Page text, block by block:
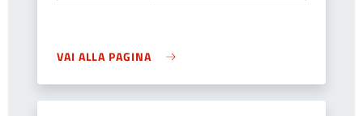
VAI ALLA PAGINA